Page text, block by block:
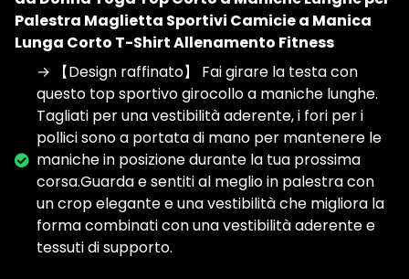
Palestra Maglietta Sportivi Camicie a Manica
Lunga Corto T-Shirt Allenamento Fitness
→ 【Design raffinato】 Fai girare la testa con
questo top sportivo girocollo a maniche lunghe.
Tagliati per una vestibilità aderente, i fori per i
pollici sono a portata di mano per mantenere le
maniche in posizione durante la tua prossima
corsa.Guarda e sentiti al meglio in palestra con
un crop elegante e una vestibilità che migliora la
forma combinati con una vestibilità aderente e
tessuti di supporto.